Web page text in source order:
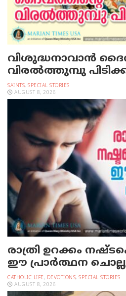
വിശുദ്ധനാവാന്‍
വിരല്‍ത്തുമ്പു
SAINTS, SPECIAL STORIES
AUGUST 8, 2026
രാത്രി ഉറക്കം
ഈ പ്രാര്‍ത്ഥന
CATHOLIC LIFE, DEVOTIONS, SPECIAL STORIES
AUGUST 8, 2026